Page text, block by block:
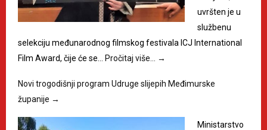
uvršten je u
službenu
selekciju međunarodnog filmskog festivala ICJ International
Film Award, čije će se…
Pročitaj više… →
Novi trogodišnji program Udruge slijepih Međimurske
županije →
Ministarstvo